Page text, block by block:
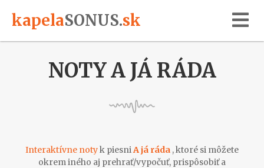
kapelaSONUS.sk
NOTY A JÁ RÁDA
Interaktívne notyk piesniA já ráda , ktoré si môžete
okrem iného aj prehrať/vypočuť, prispôsobiť a